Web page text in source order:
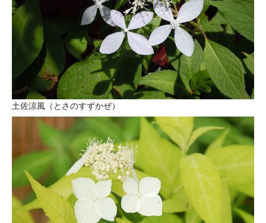
土佐涼風（とさのすずかぜ）